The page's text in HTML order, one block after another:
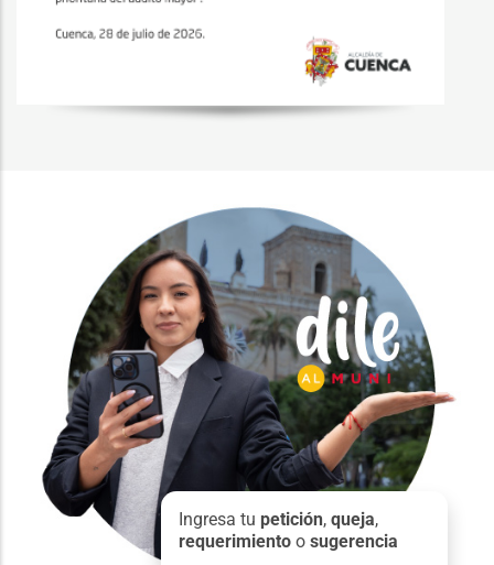
Ingresa tu petición, queja,
requerimiento o sugerencia